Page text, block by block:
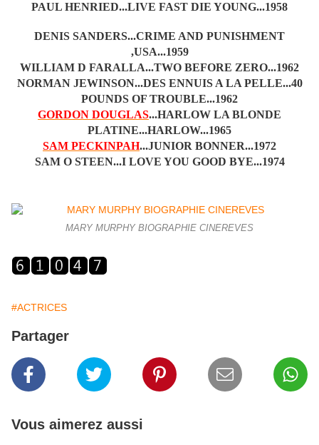
PAUL HENRIED...LIVE FAST DIE YOUNG...1958
DENIS SANDERS...CRIME AND PUNISHMENT
,USA...1959
WILLIAM D FARALLA...TWO BEFORE ZERO...1962
NORMAN JEWINSON...DES ENNUIS A LA PELLE...40
POUNDS OF TROUBLE...1962
GORDON DOUGLAS...HARLOW LA BLONDE
PLATINE...HARLOW...1965
SAM PECKINPAH...JUNIOR BONNER...1972
SAM O STEEN...I LOVE YOU GOOD BYE...1974
MARY MURPHY BIOGRAPHIE CINEREVES
#ACTRICES
Partager
Vous aimerez aussi